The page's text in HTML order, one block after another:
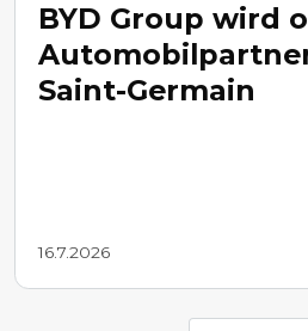
BYD Group wird
Saint-Germain
16.7.2026